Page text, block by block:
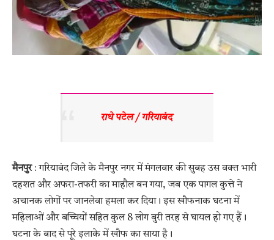
राधे पटेल / गरियाबंद
मैनपुर: गरियाबंद जिले के मैनपुर नगर में मंगलवार की सुबह उस वक्त भारी
दहशत और अफरा-तफरी का माहौल बन गया, जब एक पागल कुत्ते ने
अचानक लोगों पर जानलेवा हमला कर दिया। इस खौफनाक घटना में
महिलाओं और बच्चियों सहित कुल 8 लोग बुरी तरह से घायल हो गए हैं।
घटना के बाद से पूरे इलाके में खौफ का साया है।